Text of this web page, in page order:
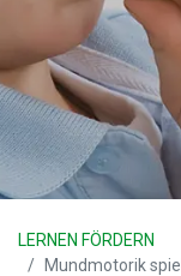
LERNEN FÖRDERN
Mundmotorik